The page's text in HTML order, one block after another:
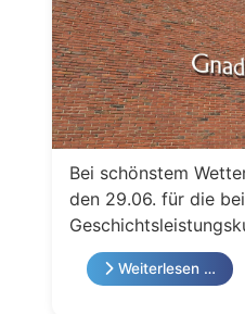
Bei schönstem
den 29.06. für die
Weiterlesen …